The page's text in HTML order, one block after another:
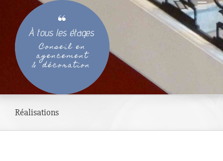
contenu
Réalisations